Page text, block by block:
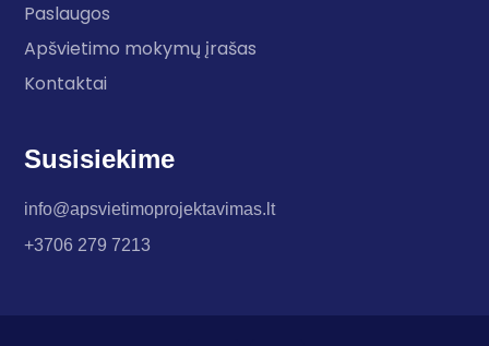
Paslaugos
Apšvietimo mokymų įrašas
Kontaktai
Susisiekime
info@apsvietimoprojektavimas.lt
+3706 279 7213